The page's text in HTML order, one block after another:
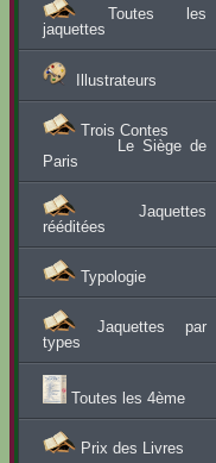
Toutes les
jaquettes
Illustrateurs
Trois Contes
Le Siège de
Paris
Jaquettes
rééditées
Typologie
Jaquettes par
types
Toutes les 4ème
Prix des Livres